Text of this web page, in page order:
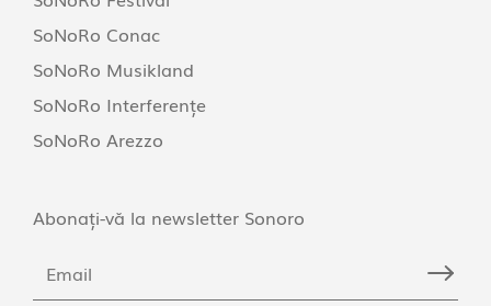
SoNoRo Conac
SoNoRo Musikland
SoNoRo Interferențe
SoNoRo Arezzo
Abonați-vă la newsletter Sonoro